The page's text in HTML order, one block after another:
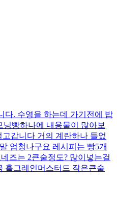
다. 수영을 하는데 가기전에 밥
빵하나에 내용물이 많아보
갑니다 거의 계란하나 들었
엄청나구요 레시피는 빵5개
즈는 2큰술정도? 많이넣는걸
홀그레인머스터드 작은큰술